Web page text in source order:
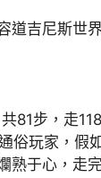
吉尼斯世
步，走118
俗玩家，假
熟于心，走